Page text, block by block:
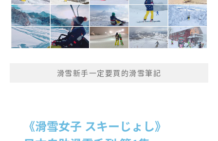
滑雪新手一定要買的滑雪筆記